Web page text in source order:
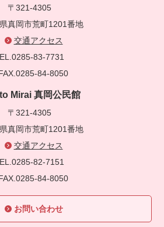
〒321-4305
真岡市荒町1201番地
交通アクセス
83-7731
84-8050
Mirai 真岡公民館
〒321-4305
真岡市荒町1201番地
交通アクセス
82-7151
84-8050
お問い合わせ